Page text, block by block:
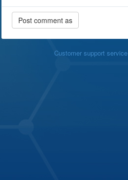
Customer support service